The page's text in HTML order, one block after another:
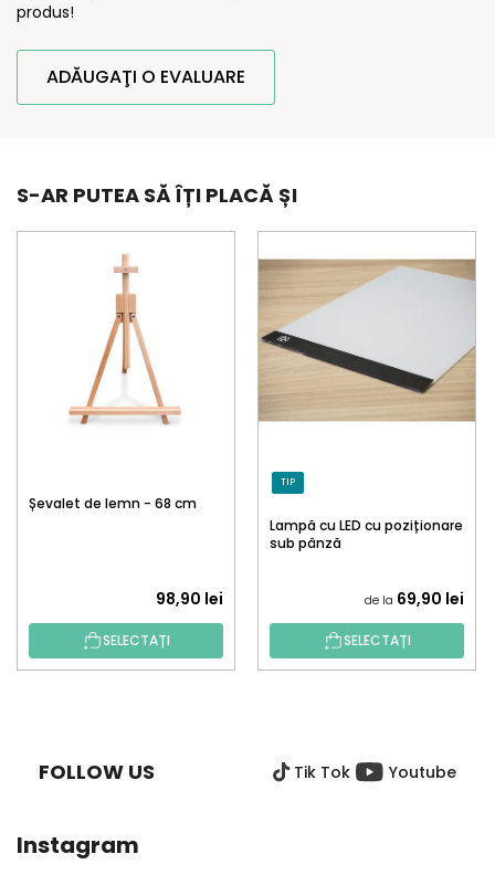
produs!
ADĂUGAŢI O EVALUARE
S-AR PUTEA SĂ ÎȚI PLACĂ ȘI
Șevalet de lemn - 68 cm
98,90 lei
SELECTAȚI
TIP
Lampă cu LED cu poziționare
sub pânză
de la 69,90 lei
SELECTAȚI
FOLLOW US Tik Tok Youtube
Instagram